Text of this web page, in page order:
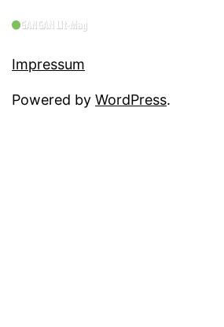
Impressum
Powered by WordPress.